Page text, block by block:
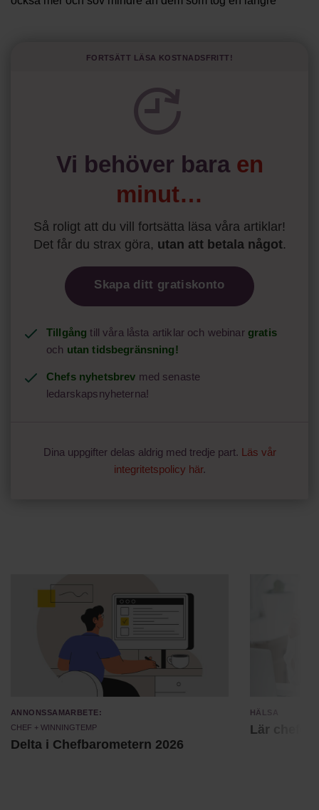
semester har större betydelse för långlevnad än andra
Fortsätt läsa kostnadsfritt!
Vi behöver bara en
minut…
Så roligt att du vill fortsätta läsa våra artiklar!
Det får du strax göra, utan att betala något.
Skapa ditt gratiskonto
Tillgång till våra låsta artiklar och webinar gratis
och utan tidsbegränsning!
Chefs nyhetsbrev med senaste
ledarskapsnyheterna!
Dina uppgifter delas aldrig med tredje part. Läs vår
integritetspolicy här.
Annonssamarbete:
Chef + Winningtemp
Delta i Chefbarometern 2026
Hälsa
Lär chefer